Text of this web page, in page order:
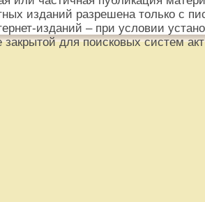
изданий разрешена только с
изданий – при условии
закрытой для поисковых систем